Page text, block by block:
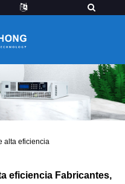
alta eficiencia
eficiencia Fabricantes,